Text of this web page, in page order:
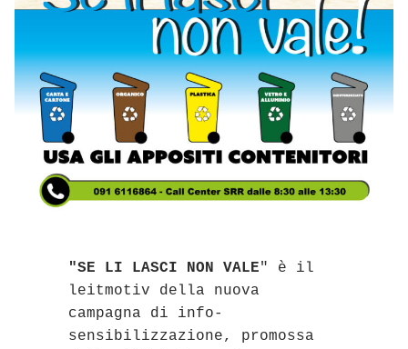
"SE LI LASCI NON VALE" è il
leitmotiv della nuova
campagna di info-
sensibilizzazione, promossa